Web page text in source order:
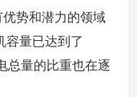
势和潜力的领域
容量已达到了
总量的比重也在逐